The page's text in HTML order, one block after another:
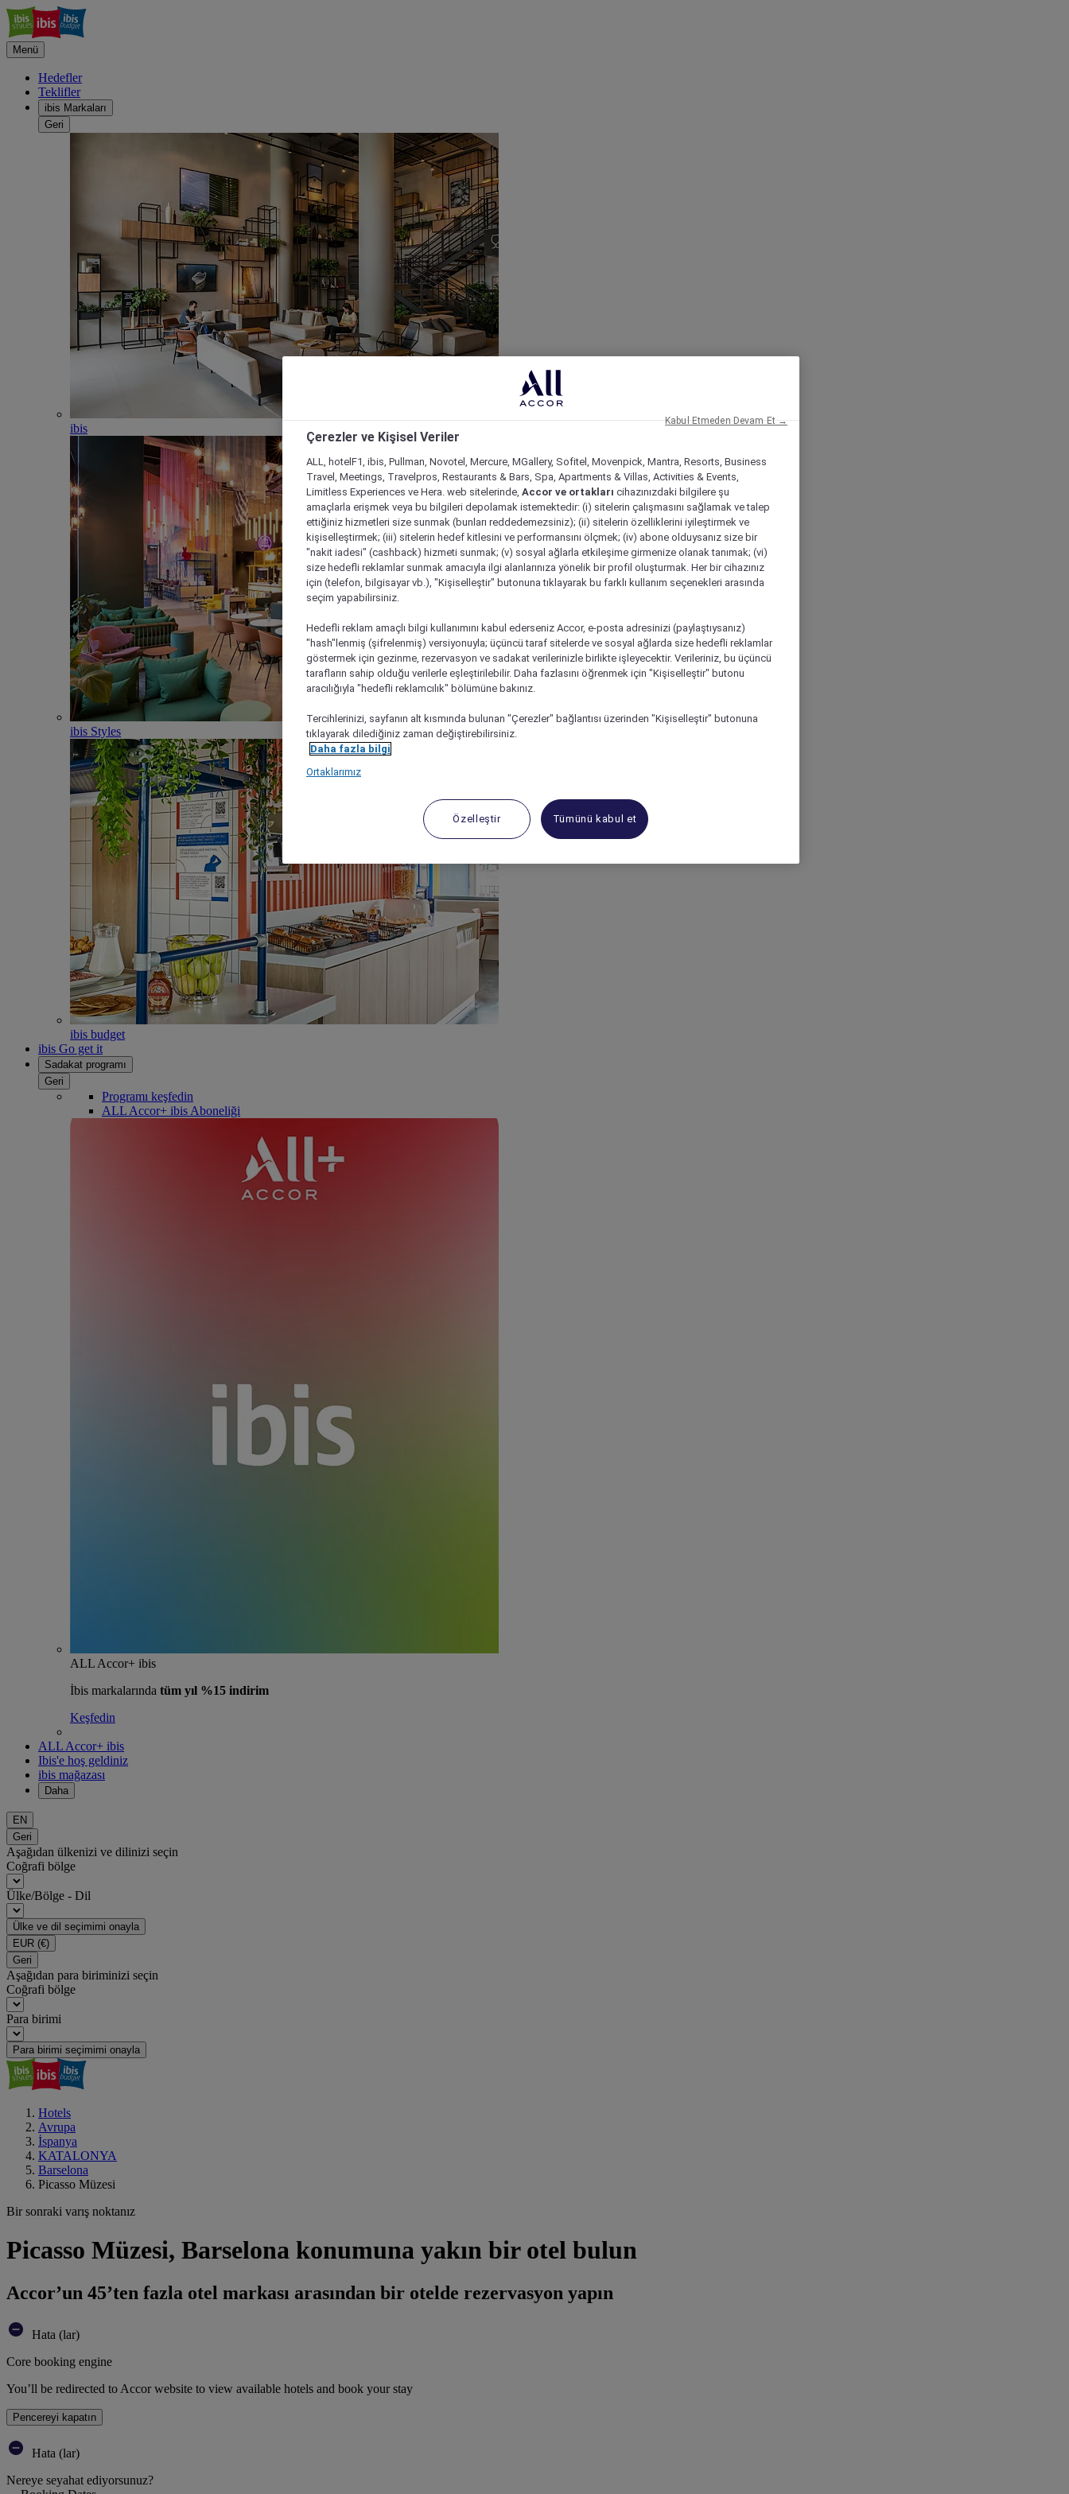
Menü
Hedefler
Teklifler
ibis Markaları
Geri
ibis
ibis Styles
ibis budget
ibis Go get it
Sadakat programı
Geri
Programı keşfedin
ALL Accor+ ibis Aboneliği
ALL Accor+ ibis
İbis markalarında tüm yıl %15 indirim
Keşfedin
ALL Accor+ ibis
Ibis'e hoş geldiniz
ibis mağazası
Daha
EN
Geri
Aşağıdan ülkenizi ve dilinizi seçin
Coğrafi bölge
Ülke/Bölge - Dil
Ülke ve dil seçimimi onayla
EUR (€)
Geri
Aşağıdan para biriminizi seçin
Coğrafi bölge
Para birimi
Para birimi seçimimi onayla
Hotels
Avrupa
İspanya
KATALONYA
Barselona
Picasso Müzesi
Bir sonraki varış noktanız
Picasso Müzesi, Barselona konumuna yakın bir otel bulun
Accor’un 45’ten fazla otel markası arasından bir otelde rezervasyon yapın
Hata (lar)
Core booking engine
You’ll be redirected to Accor website to view available hotels and book your stay
Pencereyi kapatın
Hata (lar)
Nereye seyahat ediyorsunuz?
Çerezler ve Kişisel Veriler
ALL, hotelF1, ibis, Pullman, Novotel, Mercure, MGallery, Sofitel, Movenpick, Mantra, Resorts, Business
Travel, Meetings, Travelpros, Restaurants & Bars, Spa, Apartments & Villas, Activities & Events,
Limitless Experiences ve Hera. web sitelerinde, Accor ve ortakları cihazınızdaki bilgilere şu
amaçlarla erişmek veya bu bilgileri depolamak istemektedir: (i) sitelerin çalışmasını sağlamak ve talep
ettiğiniz hizmetleri size sunmak (bunları reddedemezsiniz); (ii) sitelerin özelliklerini iyileştirmek ve
kişiselleştirmek; (iii) sitelerin hedef kitlesini ve performansını ölçmek; (iv) abone olduysanız size bir
"nakit iadesi" (cashback) hizmeti sunmak; (v) sosyal ağlarla etkileşime girmenize olanak tanımak; (vi)
size hedefli reklamlar sunmak amacıyla ilgi alanlarınıza yönelik bir profil oluşturmak. Her bir cihazınız
için (telefon, bilgisayar vb.), "Kişiselleştir" butonuna tıklayarak bu farklı kullanım seçenekleri arasında
seçim yapabilirsiniz.
Hedefli reklam amaçlı bilgi kullanımını kabul ederseniz Accor, e-posta adresinizi (paylaştıysanız)
"hash"lenmiş (şifrelenmiş) versiyonuyla; üçüncü taraf sitelerde ve sosyal ağlarda size hedefli reklamlar
göstermek için gezinme, rezervasyon ve sadakat verilerinizle birlikte işleyecektir. Verileriniz, bu üçüncü
tarafların sahip olduğu verilerle eşleştirilebilir. Daha fazlasını öğrenmek için "Kişiselleştir" butonu
aracılığıyla "hedefli reklamcılık" bölümüne bakınız.
Tercihlerinizi, sayfanın alt kısmında bulunan "Çerezler" bağlantısı üzerinden "Kişiselleştir" butonuna
tıklayarak dilediğiniz zaman değiştirebilirsiniz.
Daha fazla bilgi
Ortaklarımız
Özelleştir Tümünü kabul et
Kabul Etmeden Devam Et →